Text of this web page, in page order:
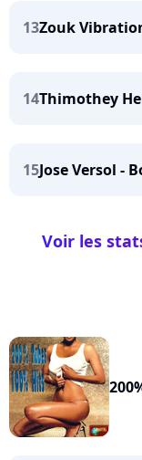
13Zouk
14Thimothey
15Jose Versol -
Voir les